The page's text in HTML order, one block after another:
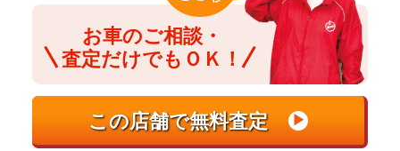
お車のご相談・
査定だけでもＯＫ！